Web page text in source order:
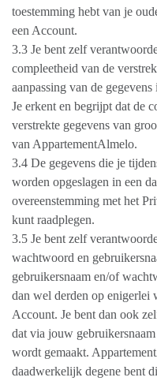
toestemming hebt van je
een Account.
3.3 Je bent zelf
compleetheid van de
aanpassing van de
Je erkent en begrijpt dat de
verstrekte gegevens van
van AppartementAlmelo.
3.4 De gegevens die je
worden opgeslagen in een
overeenstemming met het
kunt raadplegen.
3.5 Je bent zelf
wachtwoord en
gebruikersnaam en/of
dan wel derden op enigerlei
Account. Je bent dan ook
dat via jouw
wordt gemaakt.
daadwerkelijk degene bent